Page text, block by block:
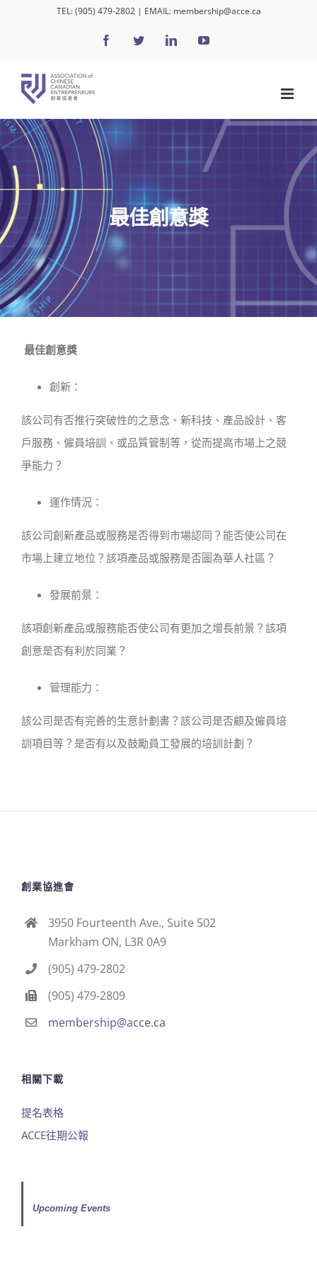
TEL:(905) 479-2802| EMAIL: membership@acce.ca
FacebookTwitterLinkedInYouTube
最佳創意獎
最佳創意獎
創新：
該公司有否推行突破性的之意念、新科技、產品設計、客
戶服務、僱員培訓、或品質管制等，從而提高市場上之競
爭能力？
運作情況：
該公司創新產品或服務是否得到市場認同？能否使公司在
市場上建立地位？該項產品或服務是否圖為華人社區？
發展前景：
該項創新產品或服務能否使公司有更加之增長前景？該項
創意是否有利於同業？
管理能力：
該公司是否有完善的生意計劃書？該公司是否顧及僱員培
訓項目等？是否有以及鼓勵員工發展的培訓計劃？
創業協進會
3950 Fourteenth Ave., Suite 502
Markham ON, L3R 0A9
(905) 479-2802
(905) 479-2809
membership@acce.ca
相關下載
提名表格
ACCE往期公報
Upcoming Events